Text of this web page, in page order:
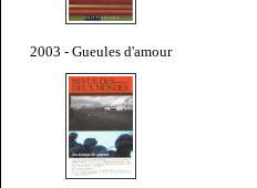
2003 - Gueules d'amour